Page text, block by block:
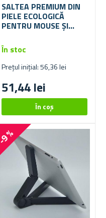
SALTEA PREMIUM DIN
PIELE ECOLOGICĂ
PENTRU MOUSE ȘI
Prețul inițial: 56,36 lei
51,44 lei
În stoc
-9 %